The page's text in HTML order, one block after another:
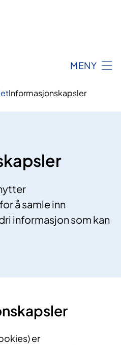
MENY
Informasjonskapsler
å samle inn
informasjon som kan
er